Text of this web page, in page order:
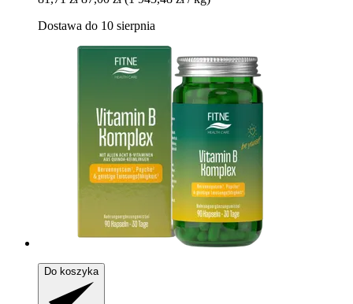
Dostawa do 10 sierpnia
Do koszyka